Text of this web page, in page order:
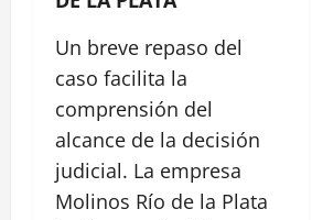
Un breve repaso del
caso facilita la
comprensión del
alcance de la decisión
judicial. La empresa
Molinos Río de la Plata